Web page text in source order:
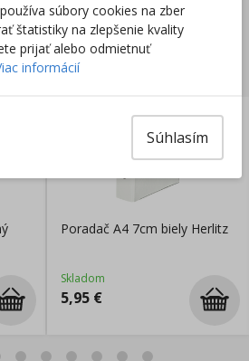
produkty
Poradač A4 7cm biely Herlitz
Skladom
5,95 €
súbory cookies na zber
štatistiky na zlepšenie kvality
prijať alebo odmietnuť
informácií
Súhlasím